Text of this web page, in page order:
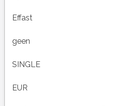
Effast
geen
SINGLE
EUR